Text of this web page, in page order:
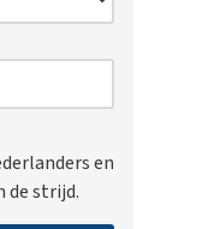
en
de strijd.